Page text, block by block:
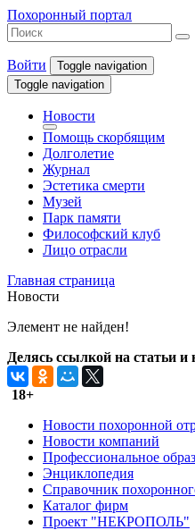
Похоронный портал
Войти
Toggle navigation
Toggle navigation
Новости
Помощь скорбящим
Долголетие
Журнал
Эстетика смерти
Музей
Парк памяти
Философский клуб
Лицо отрасли
Главная страница
Новости
Элемент не найден!
Делясь ссылкой на статьи и
18+
Новости похоронной
Новости компаний
Профессиональное
Энциклопедия
Справочник
Каталог фирм
Проект "НЕКРОПОЛЬ"